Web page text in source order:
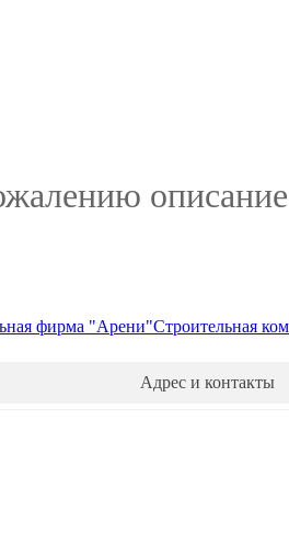
описание
фирма "Арени"Строительная
Адрес и контакты